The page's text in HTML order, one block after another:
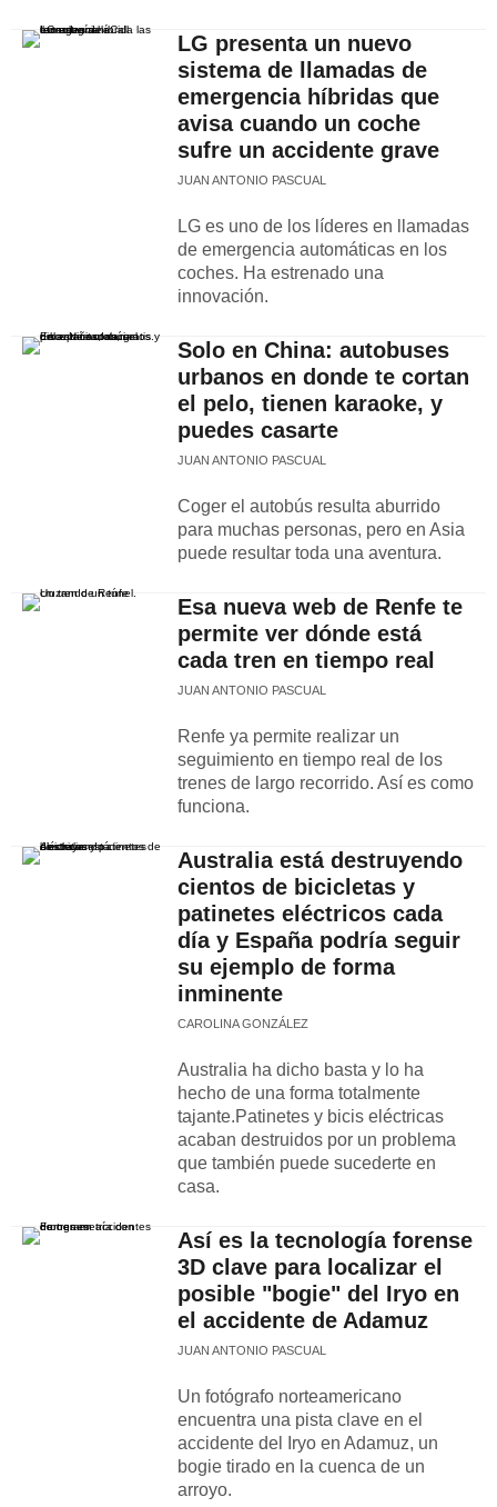
LG presenta un nuevo
sistema de llamadas de
emergencia híbridas que
avisa cuando un coche
sufre un accidente grave
JUAN ANTONIO PASCUAL
LG es uno de los líderes en llamadas
de emergencia automáticas en los
coches. Ha estrenado una
innovación.
Solo en China: autobuses
urbanos en donde te cortan
el pelo, tienen karaoke, y
puedes casarte
JUAN ANTONIO PASCUAL
Coger el autobús resulta aburrido
para muchas personas, pero en Asia
puede resultar toda una aventura.
Esa nueva web de Renfe te
permite ver dónde está
cada tren en tiempo real
JUAN ANTONIO PASCUAL
Renfe ya permite realizar un
seguimiento en tiempo real de los
trenes de largo recorrido. Así es como
funciona.
Australia está destruyendo
cientos de bicicletas y
patinetes eléctricos cada
día y España podría seguir
su ejemplo de forma
inminente
CAROLINA GONZÁLEZ
Australia ha dicho basta y lo ha
hecho de una forma totalmente
tajante.Patinetes y bicis eléctricas
acaban destruidos por un problema
que también puede sucederte en
casa.
Así es la tecnología forense
3D clave para localizar el
posible "bogie" del Iryo en
el accidente de Adamuz
JUAN ANTONIO PASCUAL
Un fotógrafo norteamericano
encuentra una pista clave en el
accidente del Iryo en Adamuz, un
bogie tirado en la cuenca de un
arroyo.